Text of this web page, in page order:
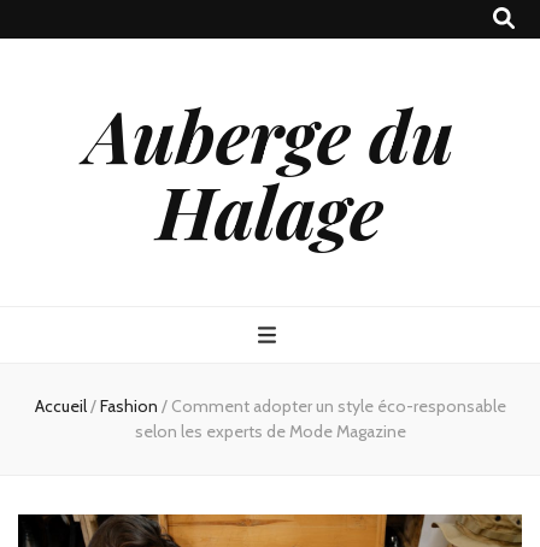
Auberge du
Halage
Accueil/Fashion / Comment adopter un style éco-responsable
selon les experts de Mode Magazine